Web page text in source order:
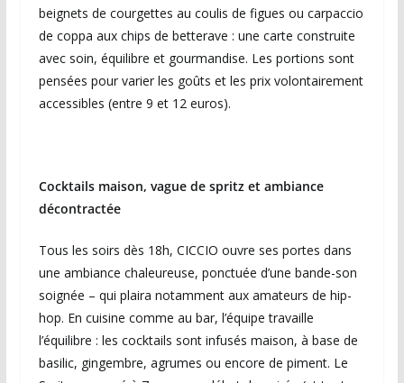
beignets de courgettes au coulis de figues ou carpaccio
de coppa aux chips de betterave : une carte construite
avec soin, équilibre et gourmandise. Les portions sont
pensées pour varier les goûts et les prix volontairement
accessibles (entre 9 et 12 euros).
Cocktails maison, vague de spritz et ambiance
décontractée
Tous les soirs dès 18h, CICCIO ouvre ses portes dans
une ambiance chaleureuse, ponctuée d’une bande-son
soignée – qui plaira notamment aux amateurs de hip-
hop. En cuisine comme au bar, l’équipe travaille
l’équilibre : les cocktails sont infusés maison, à base de
basilic, gingembre, agrumes ou encore de piment. Le